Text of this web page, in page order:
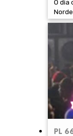
O dia
PL